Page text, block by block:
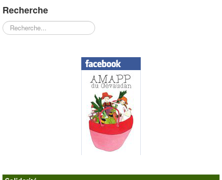
Nos paysans
Commandes
Recherche
Rechercher